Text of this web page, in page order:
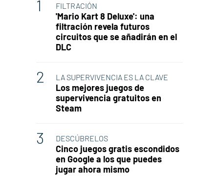
FILTRACIÓN
'Mario Kart 8 Deluxe': una
filtración revela futuros
circuitos que se añadirán en el
DLC
LA SUPERVIVENCIA ES LA CLAVE
Los mejores juegos de
supervivencia gratuitos en
Steam
DESCÚBRELOS
Cinco juegos gratis escondidos
en Google a los que puedes
jugar ahora mismo